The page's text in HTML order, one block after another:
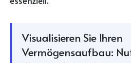
Visualisieren Sie Ihren
Vermögensaufbau: